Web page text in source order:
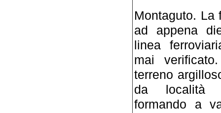
Montaguto. La
ad appena
linea
mai
terreno
da località
formando a